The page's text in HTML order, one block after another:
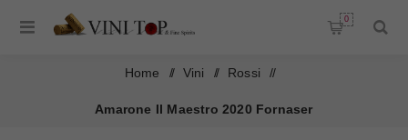
0
Home / Vini / Rossi /
Amarone Il Maestro 2020 Fornaser